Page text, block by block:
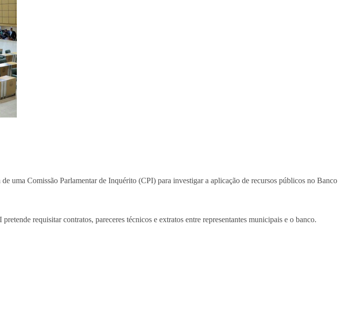
de uma Comissão Parlamentar de Inquérito (CPI) para investigar a aplicação de recursos públicos no Banco
requisitar contratos, pareceres técnicos e extratos entre representantes municipais e o banco.